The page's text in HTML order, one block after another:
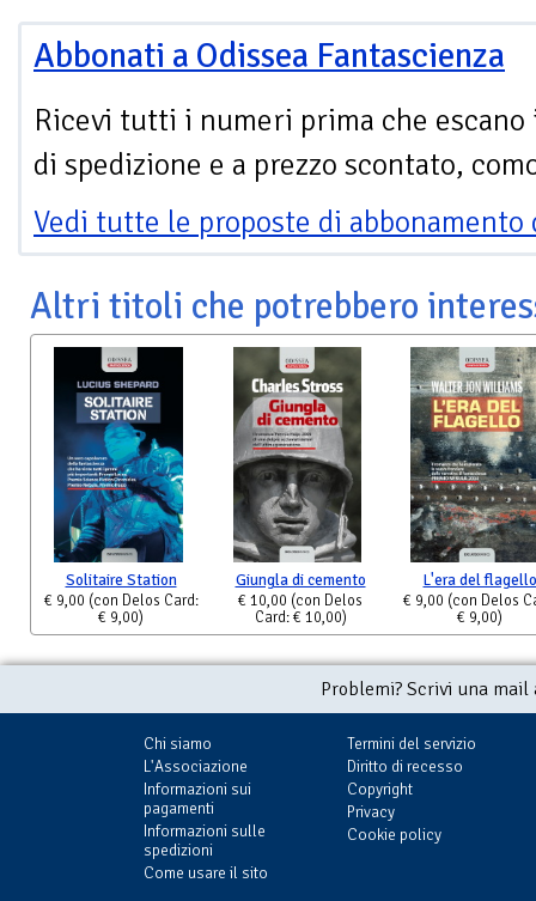
Abbonati a Odissea Fantascienza
Ricevi tutti i numeri prima che escano
di spedizione e a prezzo scontato,
Vedi tutte le proposte di
Altri titoli che potrebbero
Solitaire Station
€ 9,00 (con Delos Card:
€ 9,00)
Giungla di cemento
€ 10,00 (con Delos
Card: € 10,00)
L'era del flagello
€ 9,00 (con Delos
€ 9,00)
Problemi? Scrivi una
Chi siamo
L'Associazione
Informazioni sui
pagamenti
Informazioni sulle
spedizioni
Come usare il sito
Termini del servizio
Diritto di recesso
Copyright
Privacy
Cookie policy